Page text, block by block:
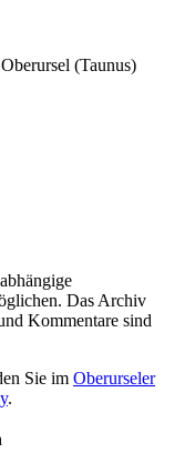
(Taunus)
Das Archiv
Kommentare sind
Sie im Oberurseler
.